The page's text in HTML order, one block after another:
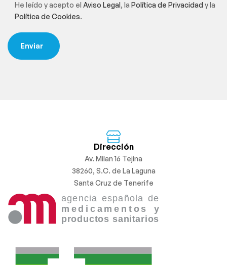
He leído y acepto el Aviso Legal, la Política de Privacidady la
Política de Cookies.
Dirección
Av. Milan 16 Tejina
38260, S.C. de La Laguna
Santa Cruz de Tenerife